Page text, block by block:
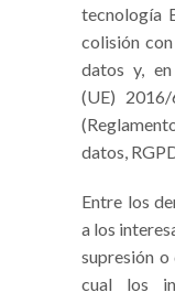
tecnología
colisión
datos y,
(UE)
datos,
Entre los
a los
supresión
cual los